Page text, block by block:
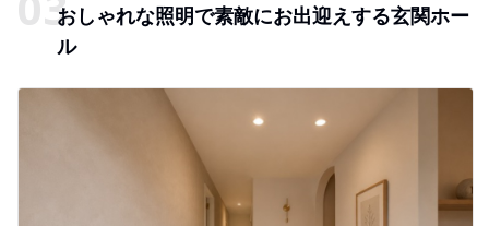
おしゃれな照明で素敵にお出迎えする玄関ホー
ル